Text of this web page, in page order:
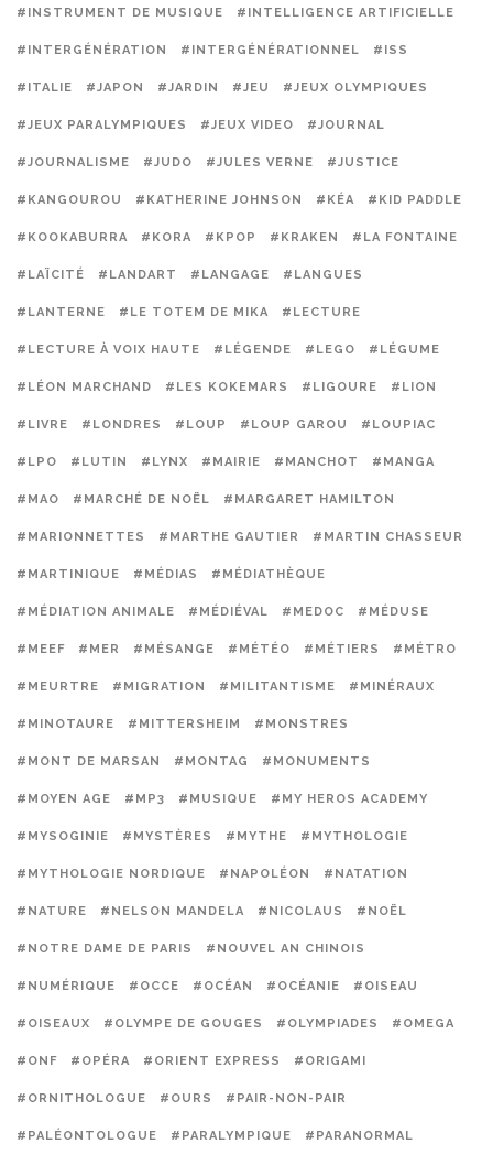
#INSTRUMENT DE MUSIQUE #INTELLIGENCE ARTIFICIELLE
#INTERGÉNÉRATION #INTERGÉNÉRATIONNEL #ISS
#ITALIE #JAPON #JARDIN #JEU #JEUX OLYMPIQUES
#JEUX PARALYMPIQUES #JEUX VIDEO #JOURNAL
#JOURNALISME #JUDO #JULES VERNE #JUSTICE
#KANGOUROU #KATHERINE JOHNSON #KÉA #KID PADDLE
#KOOKABURRA #KORA #KPOP #KRAKEN #LA FONTAINE
#LAÏCITÉ #LANDART #LANGAGE #LANGUES
#LANTERNE #LE TOTEM DE MIKA #LECTURE
#LECTURE À VOIX HAUTE #LÉGENDE #LEGO #LÉGUME
#LÉON MARCHAND #LES KOKEMARS #LIGOURE #LION
#LIVRE #LONDRES #LOUP #LOUP GAROU #LOUPIAC
#LPO #LUTIN #LYNX #MAIRIE #MANCHOT #MANGA
#MAO #MARCHÉ DE NOËL #MARGARET HAMILTON
#MARIONNETTES #MARTHE GAUTIER #MARTIN CHASSEUR
#MARTINIQUE #MÉDIAS #MÉDIATHÈQUE
#MÉDIATION ANIMALE #MÉDIÉVAL #MEDOC #MÉDUSE
#MEEF #MER #MÉSANGE #MÉTÉO #MÉTIERS #MÉTRO
#MEURTRE #MIGRATION #MILITANTISME #MINÉRAUX
#MINOTAURE #MITTERSHEIM #MONSTRES
#MONT DE MARSAN #MONTAG #MONUMENTS
#MOYEN AGE #MP3 #MUSIQUE #MY HEROS ACADEMY
#MYSOGINIE #MYSTÈRES #MYTHE #MYTHOLOGIE
#MYTHOLOGIE NORDIQUE #NAPOLÉON #NATATION
#NATURE #NELSON MANDELA #NICOLAUS #NOËL
#NOTRE DAME DE PARIS #NOUVEL AN CHINOIS
#NUMÉRIQUE #OCCE #OCÉAN #OCÉANIE #OISEAU
#OISEAUX #OLYMPE DE GOUGES #OLYMPIADES #OMEGA
#ONF #OPÉRA #ORIENT EXPRESS #ORIGAMI
#ORNITHOLOGUE #OURS #PAIR-NON-PAIR
#PALÉONTOLOGUE #PARALYMPIQUE #PARANORMAL